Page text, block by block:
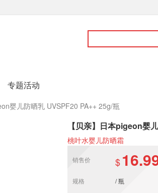
专题活动
婴儿防晒乳 UVSPF20 PA++ 25g/瓶
【贝亲】日本pigeon婴
桃叶水婴儿防晒霜
销售价 $
规格 / 瓶